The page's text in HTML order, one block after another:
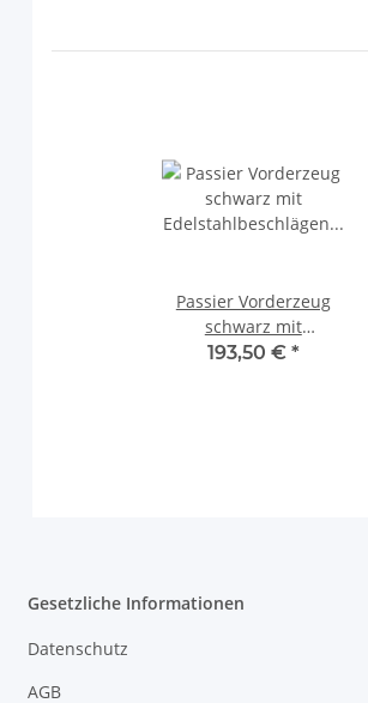
Passier Vorderzeug
schwarz mit
Edelstahlbeschlägen
193,50 € *
Gesetzliche Informationen
Datenschutz
AGB